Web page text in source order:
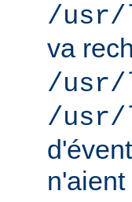
/usr/
va
/
/usr/